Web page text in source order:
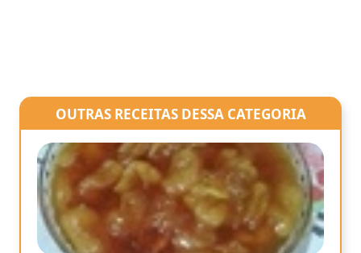
OUTRAS RECEITAS DESSA CATEGORIA